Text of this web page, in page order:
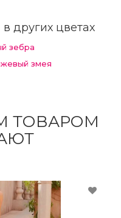
других цветах
зебра
змея
ТОВАРОМ